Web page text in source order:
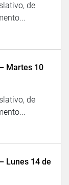
de
Martes 10
de
Lunes 14 de